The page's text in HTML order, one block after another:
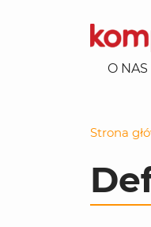
O NAS
Strona